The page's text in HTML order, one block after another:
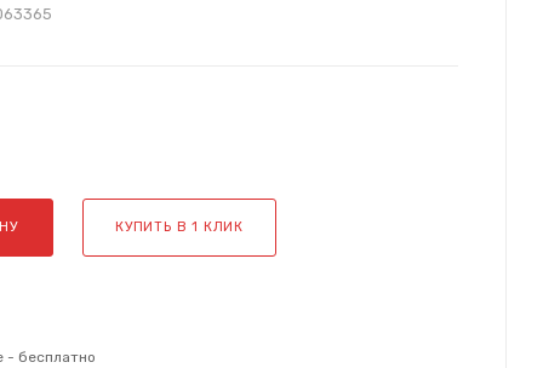
КУПИТЬ В 1 КЛИК
- бесплатно